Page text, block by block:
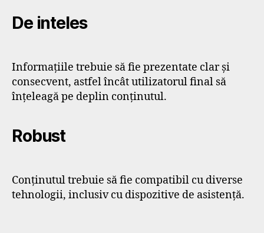
De inteles
Informațiile trebuie să fie prezentate clar și
consecvent, astfel încât utilizatorul final să
înțeleagă pe deplin conținutul.
Robust
Conținutul trebuie să fie compatibil cu diverse
‌tehnologii‌, inclusiv cu dispozitive de asistență.